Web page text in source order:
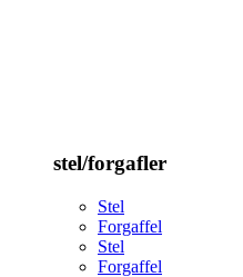
stel/forgafler
Stel
Forgaffel
Stel
Forgaffel